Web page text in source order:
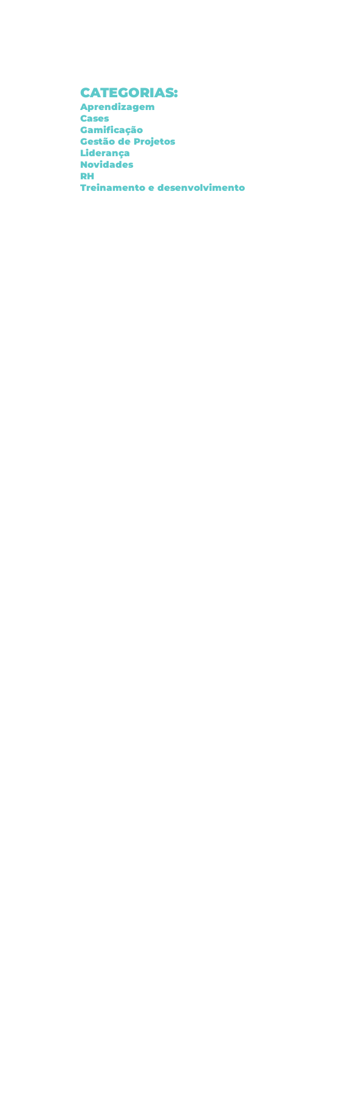
CATEGORIAS:
Aprendizagem
Cases
Gamificação
Gestão de Projetos
Liderança
Novidades
RH
Treinamento e desenvolvimento